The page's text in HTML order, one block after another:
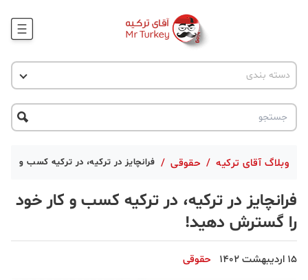
وبلاگ
جاذبه گردشگری
دسته بندی
اخبار ترکیه
پروژه ها
تحصیل در ترکیه
ترکیه گردی
حقوقی
وبلاگ آقای ترکیه / حقوقی / فرانچایز در ترکیه، در ترکیه کسب و
فرانچایز در ترکیه، در ترکیه کسب و کار خود
را گسترش دهید!
15 اردیبهشت 1402 حقوقی